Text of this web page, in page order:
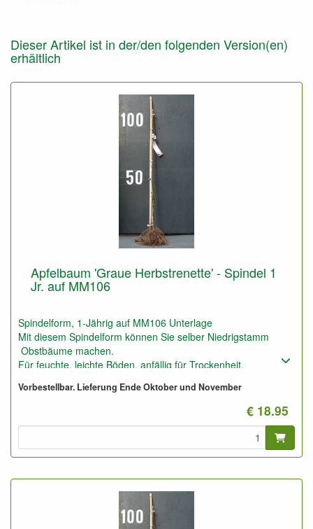
Dieser Artikel ist in der/den folgenden Version(en)
erhältlich
Apfelbaum 'Graue Herbstrenette' - Spindel 1
Jr. auf MM106
Spindelform, 1-Jährig auf MM106 Unterlage
Mit diesem Spindelform können Sie selber Niedrigstamm
Obstbäume machen.
Für feuchte, leichte Böden, anfällig für Trockenheit.
Meter)
verfrühter Produkionseintritt, gute Erträge.
Vorbestellbar. Lieferung Ende Oktober und November
€ 18.95